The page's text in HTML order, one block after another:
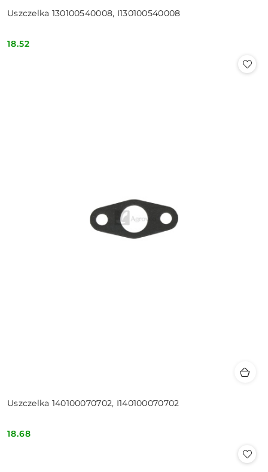
Uszczelka 130100540008, I130100540008
Cena:
18.52
Uszczelka 140100070702, I140100070702
Cena:
18.68